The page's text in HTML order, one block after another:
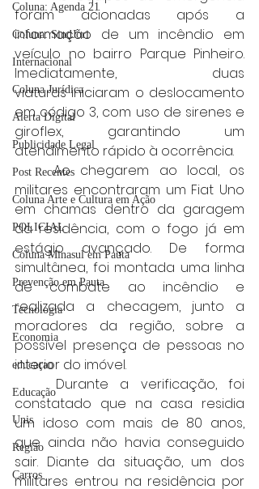
Coluna: Agenda 21
Coluna: SindJori
Internacional
Coluna Jurídica
Alerta Digital
Publicidade Legal
Post Recentes
Coluna Arte e Cultura em Ação
POLICIAL
Coluna Minasul em Pauta
Prevenção em Pauta
Tecnologia
Economia
educaçao
Educação
Unis
Região
Carros
foram acionadas após a
informação de um incêndio em
veículo no bairro Parque Pinheiro.
Imediatamente, duas
viaturas iniciaram o deslocamento
em código 3, com uso de sirenes e
giroflex, garantindo um
atendimento rápido à ocorrência.
	Ao chegarem ao local, os
militares encontraram um Fiat Uno
em chamas dentro da garagem
da residência, com o fogo já em
estágio avançado. De forma
simultânea, foi montada uma linha
de combate ao incêndio e
realizada a checagem, junto a
moradores da região, sobre a
possível presença de pessoas no
interior do imóvel.
	Durante a verificação, foi
constatado que na casa residia
um idoso com mais de 80 anos,
que ainda não havia conseguido
sair. Diante da situação, um dos
militares entrou na residência por